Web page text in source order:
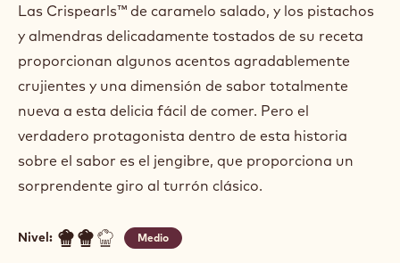
Las Crispearls™ de caramelo salado, y los pistachos
y almendras delicadamente tostados de su receta
proporcionan algunos acentos agradablemente
crujientes y una dimensión de sabor totalmente
nueva a esta delicia fácil de comer. Pero el
verdadero protagonista dentro de esta historia
sobre el sabor es el jengibre, que proporciona un
sorprendente giro al turrón clásico.
Nivel: Medio